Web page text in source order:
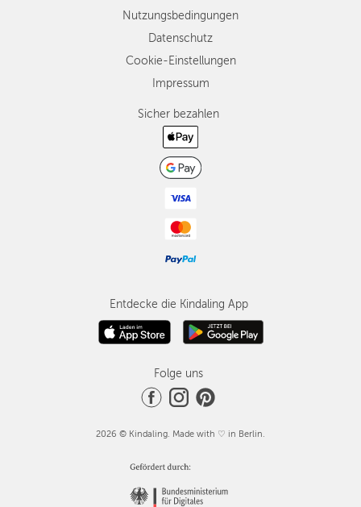
Nutzungsbedingungen
Datenschutz
Cookie-Einstellungen
Impressum
Sicher bezahlen
Entdecke die Kindaling App
Folge uns
2026 © Kindaling. Made with ♡ in Berlin.